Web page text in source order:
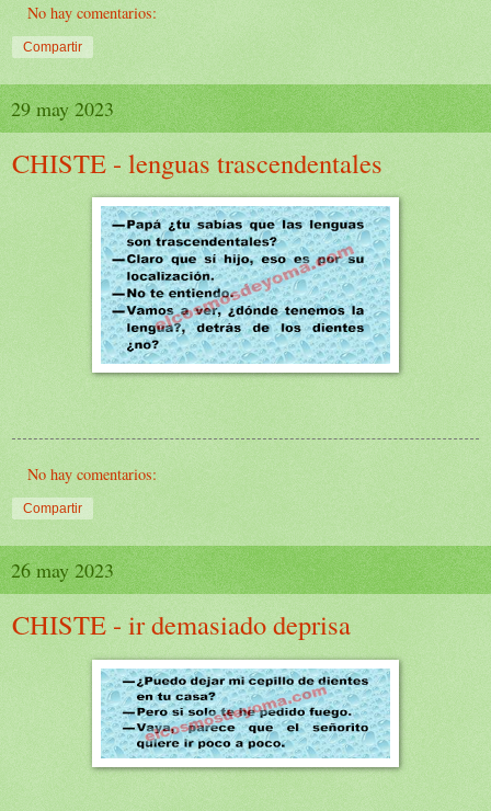
No hay comentarios:
Compartir
29 may 2023
CHISTE - lenguas trascendentales
No hay comentarios:
Compartir
26 may 2023
CHISTE - ir demasiado deprisa